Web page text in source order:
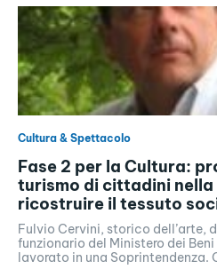
Cultura & Spettacolo
Fase 2 per la Cultura:
turismo di cittadini
ricostruire il tessuto
Fulvio Cervini, storico dell’arte,
funzionario del Ministero dei Beni Culturali.
lavorato in una Soprintendenza.